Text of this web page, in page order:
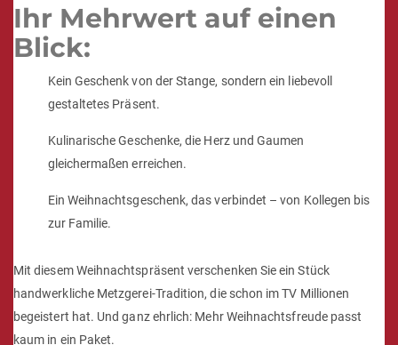
Ihr Mehrwert auf einen
Blick:
Kein Geschenk von der Stange, sondern ein liebevoll
gestaltetes Präsent.
Kulinarische Geschenke, die Herz und Gaumen
gleichermaßen erreichen.
Ein Weihnachtsgeschenk, das verbindet – von Kollegen bis
zur Familie.
Mit diesem Weihnachtspräsent verschenken Sie ein Stück
handwerkliche Metzgerei-Tradition, die schon im TV Millionen
begeistert hat. Und ganz ehrlich: Mehr Weihnachtsfreude passt
kaum in ein Paket.